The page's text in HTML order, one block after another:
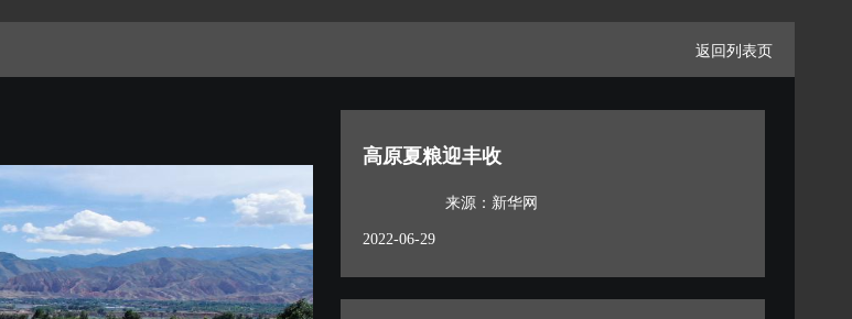
返回列表页
高原夏粮迎丰收
来源：新华网
2022-06-29